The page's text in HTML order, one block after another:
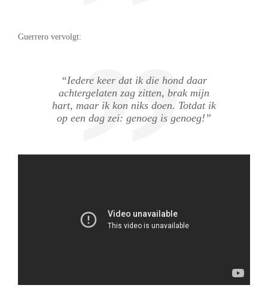
Guerrero vervolgt:
“Iedere keer dat ik die hond daar
achtergelaten zag zitten, brak mijn
hart, maar ik kon niks doen. Totdat ik
op een dag zei: genoeg is genoeg!”